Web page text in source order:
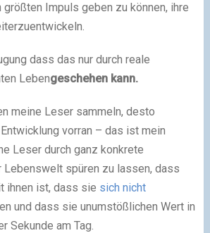
Impuls geben zu können, ihre
dass das nur durch reale
Lebengeschehen kann.
meine Leser sammeln, desto
vorran – das ist mein
Leser durch ganz konkrete
Lebenswelt spüren zu lassen, dass
ihnen ist, dass sie sich nicht
und dass sie unumstößlichen Wert in
Sekunde am Tag.